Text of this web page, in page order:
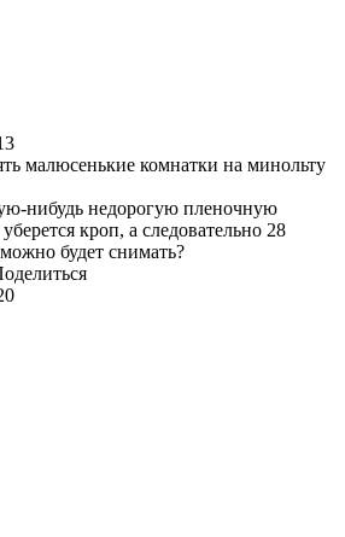
малюсенькие комнатки на минольту
нибудь недорогую пленочную
кроп, а следовательно 28
будет снимать?